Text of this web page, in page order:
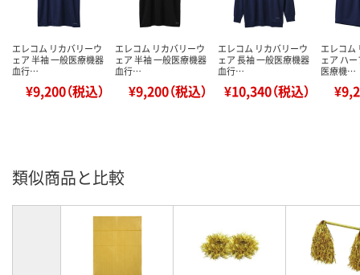
エレコム リカバリーウ
ェア 半袖 一般医療機器
血行…
¥9,200（税込）
エレコム リカバリーウ
ェア 半袖 一般医療機器
血行…
¥9,200（税込）
エレコム リカバリーウ
ェア 長袖 一般医療機器
血行…
¥10,340（税込）
エレコム
ェア ハ
医療機…
類似商品と比較